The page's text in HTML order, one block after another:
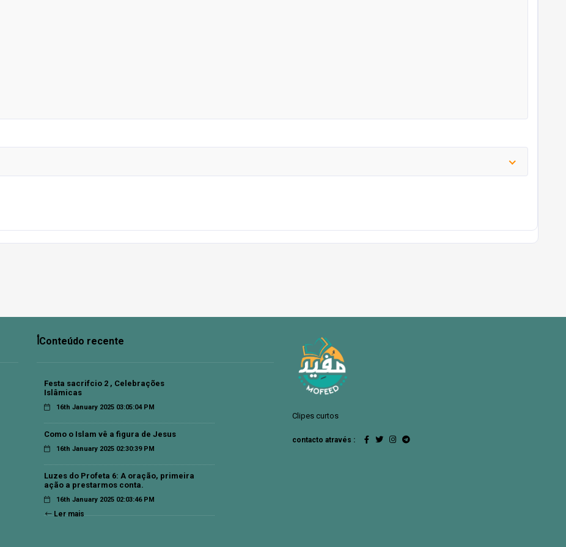
Clipes curtos
contacto através :
أConteúdo recente
Festa sacrifcio 2 , Celebrações
Islâmicas
16th January 2025 03:05:04 PM
Como o Islam vê a figura de Jesus
16th January 2025 02:30:39 PM
Luzes do Profeta 6: A oração, primeira
ação a prestarmos conta.
16th January 2025 02:03:46 PM
Ler mais